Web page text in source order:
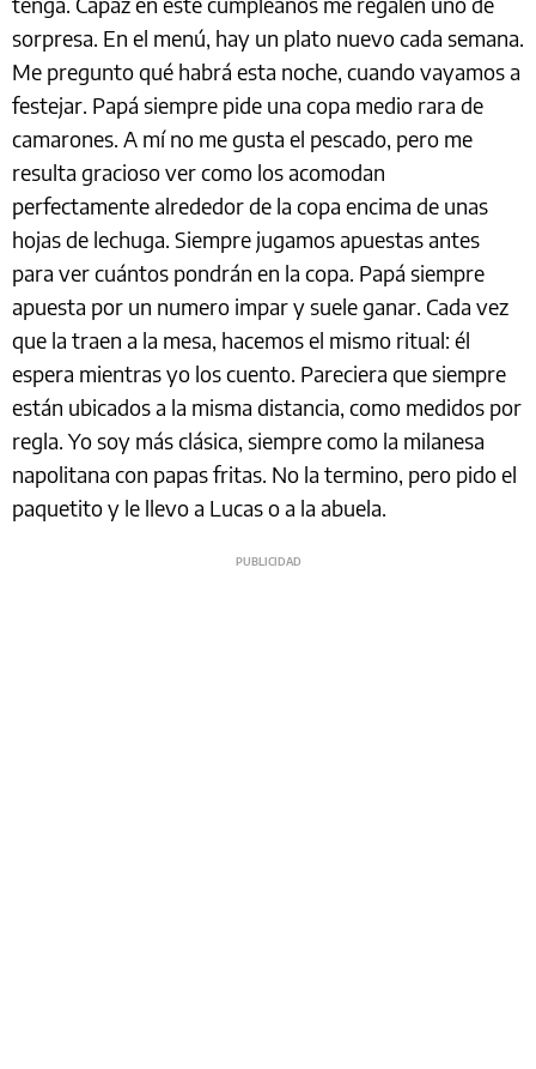
sorpresa. En el menú, hay un plato nuevo cada semana.
Me pregunto qué habrá esta noche, cuando vayamos a
festejar. Papá siempre pide una copa medio rara de
camarones. A mí no me gusta el pescado, pero me
resulta gracioso ver como los acomodan
perfectamente alrededor de la copa encima de unas
hojas de lechuga. Siempre jugamos apuestas antes
para ver cuántos pondrán en la copa. Papá siempre
apuesta por un numero impar y suele ganar. Cada vez
que la traen a la mesa, hacemos el mismo ritual: él
espera mientras yo los cuento. Pareciera que siempre
están ubicados a la misma distancia, como medidos por
regla. Yo soy más clásica, siempre como la milanesa
napolitana con papas fritas. No la termino, pero pido el
paquetito y le llevo a Lucas o a la abuela.